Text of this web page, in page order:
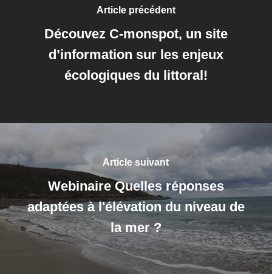
Article précédent
Découvez C-monspot, un site
d’information sur les enjeux
écologiques du littoral!
Article suivant
Webinaire Quelles réponses
adaptées à l'élévation du niveau de
la mer ?